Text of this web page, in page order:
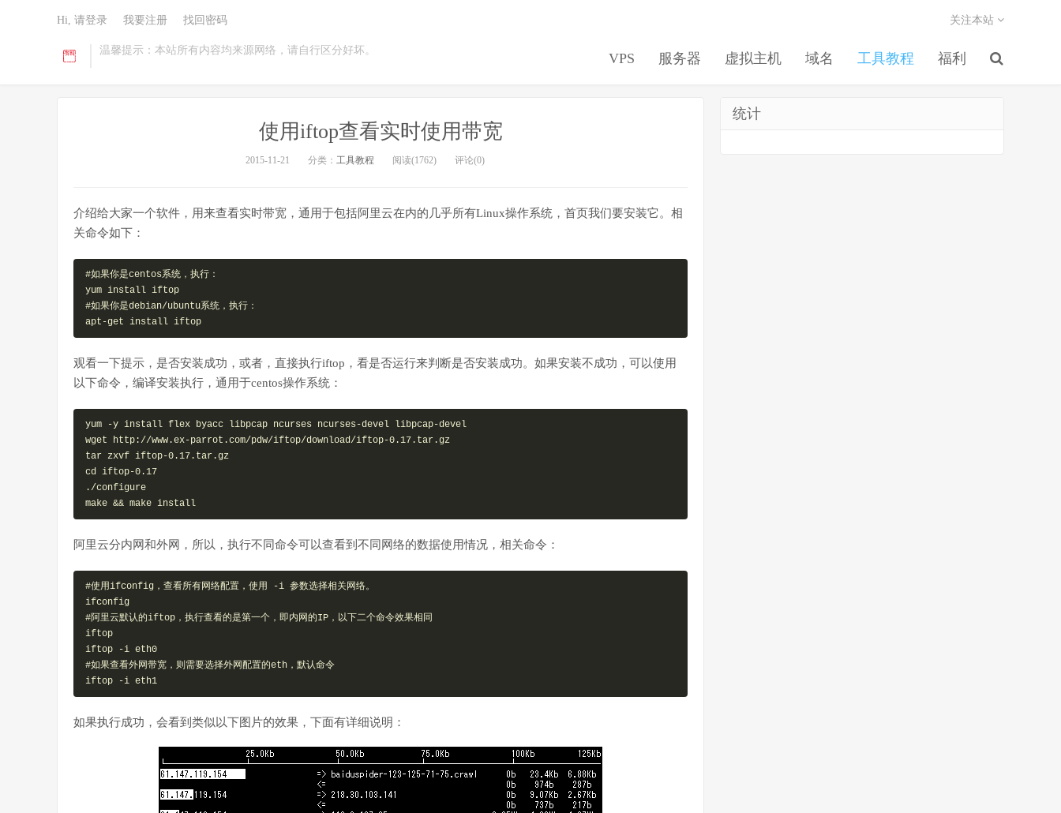
温馨提示：本站所有内容均来源网络，请自行区分好坏。
VPS 服务器 虚拟主机 域名 工具教程 福利
关注本站
Hi, 请登录 我要注册 找回密码
使用iftop查看实时使用带宽
2015-11-21 分类： 工具教程 阅读(1762) 评论(0)
介绍给大家一个软件，用来查看实时带宽，通用于包括阿里云在内的几乎所有Linux操作系统，首页我们要安装它。相
关命令如下：
#如果你是centos系统，执行：
yum install iftop
#如果你是debian/ubuntu系统，执行：
apt-get install iftop
观看一下提示，是否安装成功，或者，直接执行iftop，看是否运行来判断是否安装成功。如果安装不成功，可以使用
以下命令，编译安装执行，通用于centos操作系统：
yum -y install flex byacc libpcap ncurses ncurses-devel libpcap-devel
wget http://www.ex-parrot.com/pdw/iftop/download/iftop-0.17.tar.gz
tar zxvf iftop-0.17.tar.gz
cd iftop-0.17
./configure
make && make install
阿里云分内网和外网，所以，执行不同命令可以查看到不同网络的数据使用情况，相关命令：
#使用ifconfig，查看所有网络配置，使用 -i 参数选择相关网络。
ifconfig
#阿里云默认的iftop，执行查看的是第一个，即内网的IP，以下二个命令效果相同
iftop
iftop -i eth0
#如果查看外网带宽，则需要选择外网配置的eth，默认命令
iftop -i eth1
如果执行成功，会看到类似以下图片的效果，下面有详细说明：
统计